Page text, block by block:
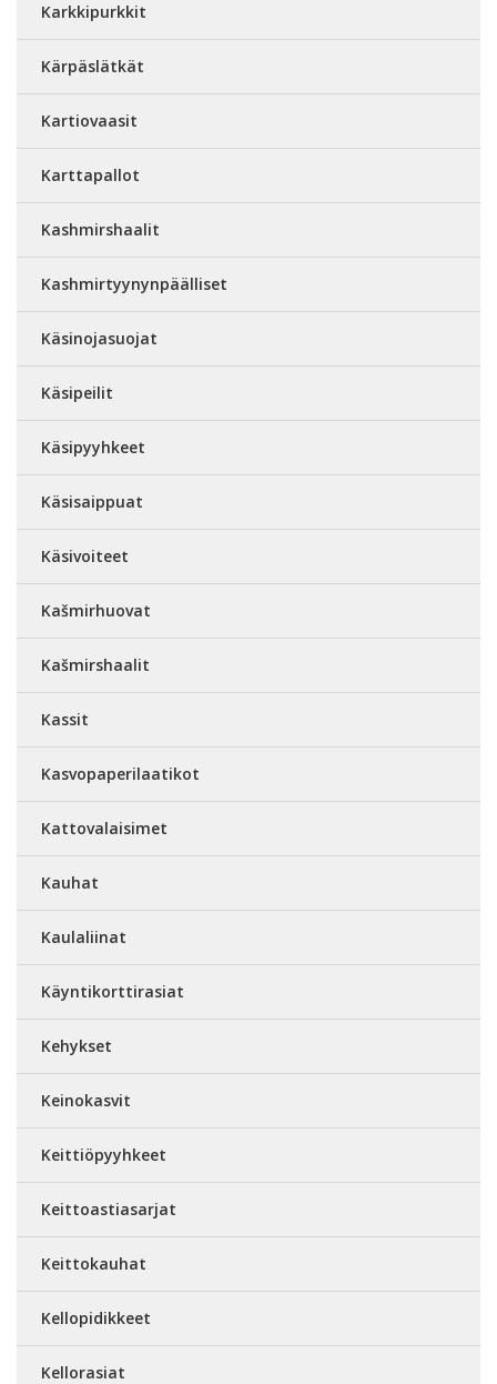
Karkkipurkkit
Kärpäslätkät
Kartiovaasit
Karttapallot
Kashmirshaalit
Kashmirtyynynpäälliset
Käsinojasuojat
Käsipeilit
Käsipyyhkeet
Käsisaippuat
Käsivoiteet
Kašmirhuovat
Kašmirshaalit
Kassit
Kasvopaperilaatikot
Kattovalaisimet
Kauhat
Kaulaliinat
Käyntikorttirasiat
Kehykset
Keinokasvit
Keittiöpyyhkeet
Keittoastiasarjat
Keittokauhat
Kellopidikkeet
Kellorasiat